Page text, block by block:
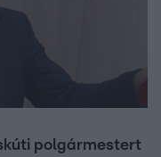
polgármestert